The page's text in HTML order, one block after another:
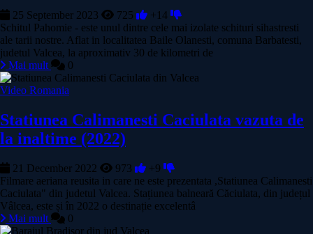
25 September 2023 725
+14
Schitul Pahomie - este unul dintre cele mai izolate schituri sihastresti
ale tarii nostre. Aflat in localitatea Baile Olanesti, comuna Barbatesti,
judetul Valcea, la aproximativ 30 de kilometri de
Mai mult
0
Video Romania
Statiunea Calimanesti Caciulata vazuta de
la inaltime (2022)
21 December 2022 973
+9
Filmare aeriana reusita in care ne este prezentata ,Statiunea Calimanesti
Caciulata" din judetul Valcea. Stațiunea balneară Căciulata, din județul
Vâlcea, este și în 2022 o destinație excelentâ
Mai mult
0